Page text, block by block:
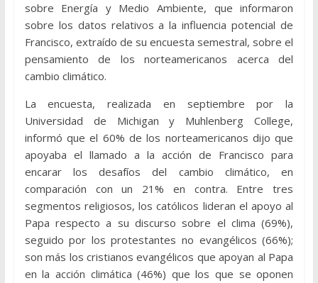
sobre Energía y Medio Ambiente, que informaron
sobre los datos relativos a la influencia potencial de
Francisco, extraído de su encuesta semestral, sobre el
pensamiento de los norteamericanos acerca del
cambio climático.
La encuesta, realizada en septiembre por la
Universidad de Michigan y Muhlenberg College,
informó que el 60% de los norteamericanos dijo que
apoyaba el llamado a la acción de Francisco para
encarar los desafíos del cambio climático, en
comparación con un 21% en contra. Entre tres
segmentos religiosos, los católicos lideran el apoyo al
Papa respecto a su discurso sobre el clima (69%),
seguido por los protestantes no evangélicos (66%);
son más los cristianos evangélicos que apoyan al Papa
en la acción climática (46%) que los que se oponen